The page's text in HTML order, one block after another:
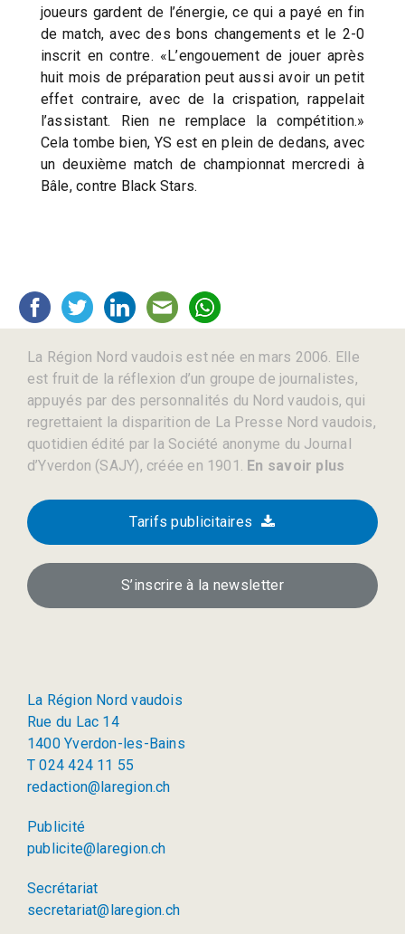
joueurs gardent de l’énergie, ce qui a payé en fin
de match, avec des bons changements et le 2-0
inscrit en contre. «L’engouement de jouer après
huit mois de préparation peut aussi avoir un petit
effet contraire, avec de la crispation, rappelait
l’assistant. Rien ne remplace la compétition.»
Cela tombe bien, YS est en plein de dedans, avec
un deuxième match de championnat mercredi à
Bâle, contre Black Stars.
La Région Nord vaudois est née en mars 2006. Elle
est fruit de la réflexion d’un groupe de journalistes,
appuyés par des personnalités du Nord vaudois, qui
regrettaient la disparition de La Presse Nord vaudois,
quotidien édité par la Société anonyme du Journal
d’Yverdon (SAJY), créée en 1901. En savoir plus
Tarifs publicitaires
S’inscrire à la newsletter
La Région Nord vaudois
Rue du Lac 14
1400 Yverdon-les-Bains
T 024 424 11 55
redaction@laregion.ch
Publicité
publicite@laregion.ch
Secrétariat
secretariat@laregion.ch